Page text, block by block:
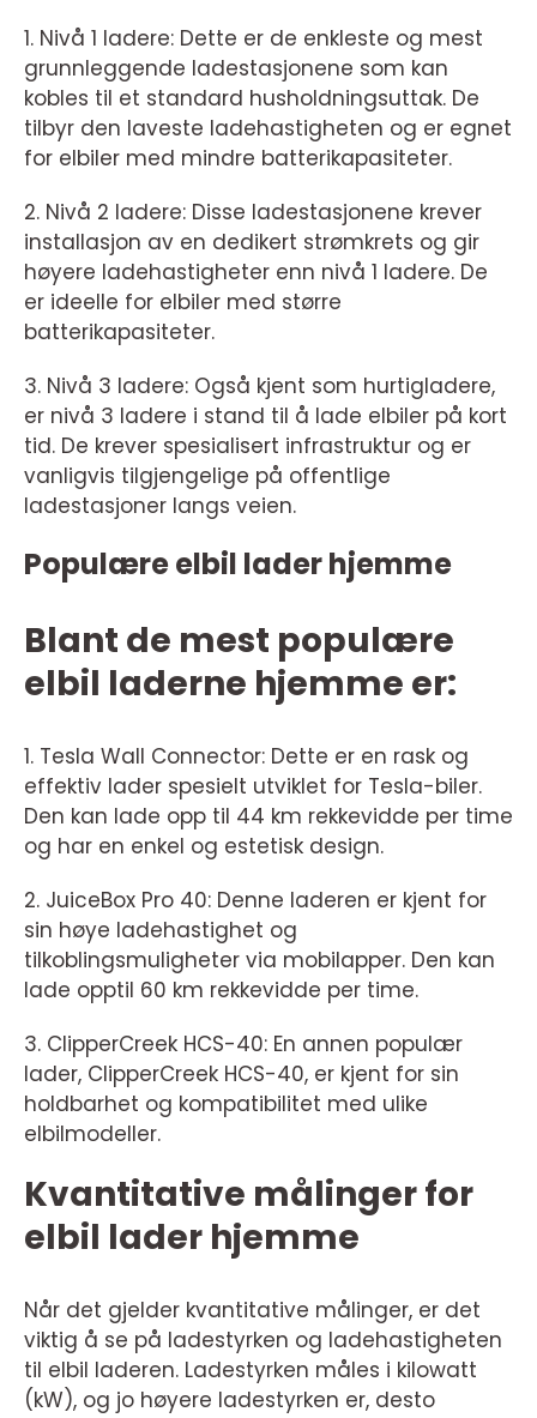
1. Nivå 1 ladere: Dette er de enkleste og mest
grunnleggende ladestasjonene som kan
kobles til et standard husholdningsuttak. De
tilbyr den laveste ladehastigheten og er egnet
for elbiler med mindre batterikapasiteter.
2. Nivå 2 ladere: Disse ladestasjonene krever
installasjon av en dedikert strømkrets og gir
høyere ladehastigheter enn nivå 1 ladere. De
er ideelle for elbiler med større
batterikapasiteter.
3. Nivå 3 ladere: Også kjent som hurtigladere,
er nivå 3 ladere i stand til å lade elbiler på kort
tid. De krever spesialisert infrastruktur og er
vanligvis tilgjengelige på offentlige
ladestasjoner langs veien.
Populære elbil lader hjemme
Blant de mest populære
elbil laderne hjemme er:
1. Tesla Wall Connector: Dette er en rask og
effektiv lader spesielt utviklet for Tesla-biler.
Den kan lade opp til 44 km rekkevidde per time
og har en enkel og estetisk design.
2. JuiceBox Pro 40: Denne laderen er kjent for
sin høye ladehastighet og
tilkoblingsmuligheter via mobilapper. Den kan
lade opptil 60 km rekkevidde per time.
3. ClipperCreek HCS-40: En annen populær
lader, ClipperCreek HCS-40, er kjent for sin
holdbarhet og kompatibilitet med ulike
elbilmodeller.
Kvantitative målinger for
elbil lader hjemme
Når det gjelder kvantitative målinger, er det
viktig å se på ladestyrken og ladehastigheten
til elbil laderen. Ladestyrken måles i kilowatt
(kW), og jo høyere ladestyrken er, desto